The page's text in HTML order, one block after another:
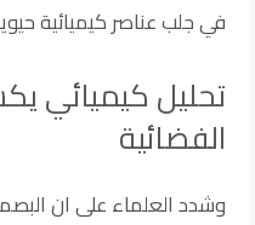
في جلب عناصر كيميائية
تحليل كيميائي
الفضائية
وشدد العلماء على ان